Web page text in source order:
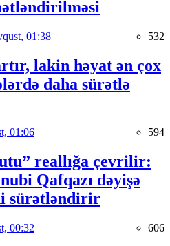
01:38 532
lakin həyat ən çox
daha sürətlə
01:06 594
reallığa çevrilir:
Qafqazı dəyişə
sürətləndirir
00:32 606